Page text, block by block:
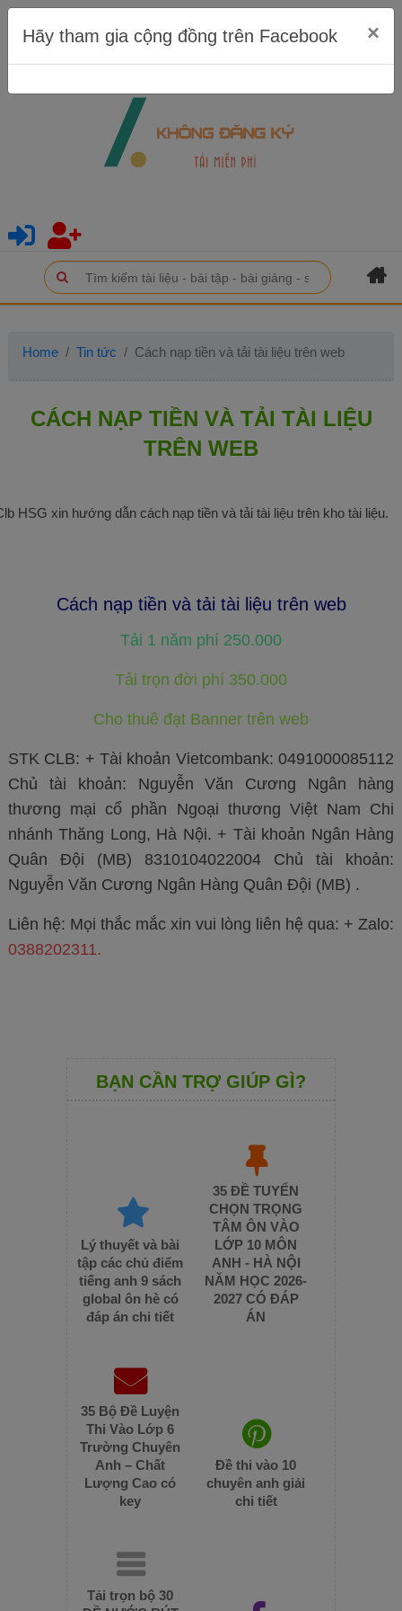
Home Tin tức Cách nạp tiền và tải tài liệu trên web
CÁCH NẠP TIỀN VÀ TẢI TÀI LIỆU
TRÊN WEB
HSG xin hướng dẫn cách nạp tiền và tải tài liệu trên kho tài liệu.
Cách nạp tiền và tải tài liệu trên web
Tải 1 năm phí 250.000
Tải trọn đời phí 350.000
Cho thuê đạt Banner trên web
STK CLB: + Tài khoản Vietcombank: 0491000085112
Chủ tài khoản: Nguyễn Văn Cương Ngân hàng
thương mại cổ phần Ngoại thương Việt Nam Chi
nhánh Thăng Long, Hà Nội. + Tài khoản Ngân Hàng
Quân Đội (MB) 8310104022004 Chủ tài khoản:
Nguyễn Văn Cương Ngân Hàng Quân Đội (MB) .
Liên hệ: Mọi thắc mắc xin vui lòng liên hệ qua: + Zalo:
0388202311.
BẠN CẦN TRỢ GIÚP GÌ?
Lý thuyết và bài
tập các chủ điểm
tiếng anh 9 sách
global ôn hè có
đáp án chi tiết
35 ĐỀ TUYỂN
CHỌN TRỌNG
TÂM ÔN VÀO
LỚP 10 MÔN
ANH - HÀ NỘI
NĂM HỌC 2026-
2027 CÓ ĐÁP
ÁN
35 Bộ Đề Luyện
Thi Vào Lớp 6
Trường Chuyên
Anh – Chất
Lượng Cao có
key
Đề thi vào 10
chuyên anh giải
chi tiết
Tải trọn bộ 30
Hãy tham gia cộng đồng trên Facebook ×